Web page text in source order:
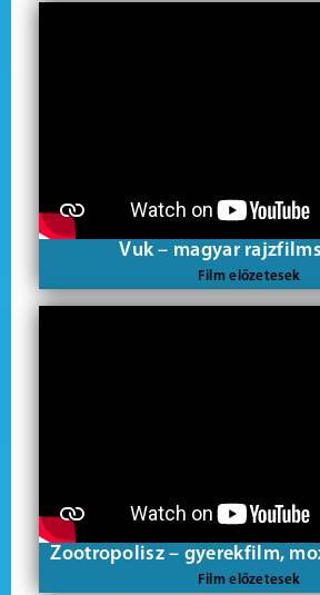
Vuk – magyar
Film előzetesek
Zootropolisz – gyerekfilm,
Film előzetesek